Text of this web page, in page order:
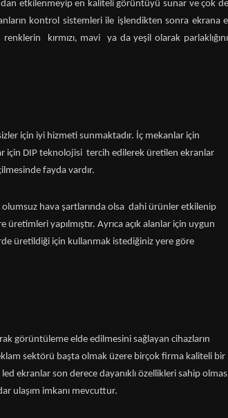
etkilenmeyip en kaliteli görüntüyü sunar ve çok
kontrol sistemleri ile işlendikten sonra ekrana
kırmızı, mavi ya da yeşil olarak
için iyi hizmeti sunmaktadır. İç mekanlar için
için DIP teknolojisi tercih edilerek üretilen ekranlar
fayda vardır.
hava şartlarında olsa dahi ürünler etkilenip
yapılmıştır. Ayrıca açık alanlar için uygun
üretildiği için kullanmak istediğiniz yere göre
görüntüleme elde edilmesini sağlayan cihazların
sektörü başta olmak üzere birçok firma kaliteli bir
ekranlar son derece dayanıklı özellikleri sahip
ulaşım imkanı mevcuttur.